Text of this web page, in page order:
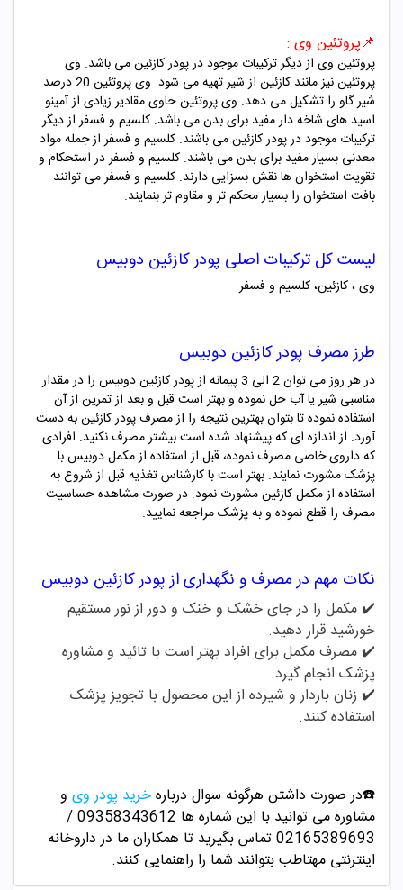
📌پروتئین وی :
پروتئین وی از دیگر ترکیبات موجود در پودرکازئینمی باشد. وی
پروتئین نیز مانند کازئین از شیر تهیه می شود. وی پروتئین 20 درصد
شیر گاو را تشکیل می دهد. وی پروتئین حاوی مقادیر زیادی از آمینو
اسید های شاخه دار مفید برای بدن می باشد. کلسیم و فسفر از دیگر
ترکیبات موجود در پودرکازئینمی باشند. کلسیم و فسفر از جمله مواد
معدنی بسیار مفید برای بدن می باشند. کلسیم و فسفر در استحکام و
تقویت استخوان ها نقش بسزایی دارند. کلسیم و فسفر می توانند
بافت استخوان را بسیار محکم تر و مقاوم تر بنمایند.
لیست کل ترکیبات اصلی پودرکازئین دوبیس
وی ، کازئین،کلسیم و فسفر
طرز مصرف پودرکازئین دوبیس
در هر روز می توان 2 الی 3 پیمانه از پودر کازئیندوبیس را در مقدار
مناسبی شیر یا آب حل نموده و بهتر است قبل و بعد از تمرین از آن
استفاده نموده تا بتوان بهترین نتیجه را از مصرف پودرکازئینبه دست
آورد. از اندازه ای که پیشنهاد شده است بیشتر مصرف نکنید. افرادی
که داروی خاصی مصرف نموده، قبل از استفاده از مکملدوبیسبا
پزشک مشورت نمایند. بهتر است با کارشناس تغذیه قبل از شروع به
استفاده از مکملکازئینمشورت نمود. در صورت مشاهده حساسیت
مصرف را قطع نموده و به پزشک مراجعه نمایید.
نکات مهم در مصرف و نگهداری ازپودرکازئین دوبیس
✔️ مکمل را در جای خشک و خنک و دور از نور مستقیم
خورشید قرار دهید.
✔️مصرف مکمل برای افراد بهتر است با تائید و مشاوره
پزشک انجام گیرد.
✔️ زنان باردار و شیرده از این محصول با تجویز پزشک
استفاده کنند.
☎️در صورت داشتن هرگونه سوال دربارهخرید پودر وی و
مشاوره می توانید با این شماره ها 09358343612 /
02165389693تماس بگیرید تا همکاران ما در داروخانه
اینترنتی مهتاطب بتوانند شما را راهنمایی کنند.